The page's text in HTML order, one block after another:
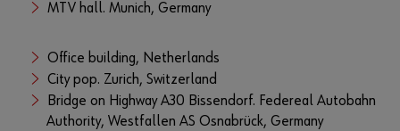
MTV hall. Munich, Germany
Office building, Netherlands
City pop. Zurich, Switzerland
Bridge on Highway A30 Bissendorf. Federeal Autobahn
Authority, Westfallen AS Osnabrück, Germany